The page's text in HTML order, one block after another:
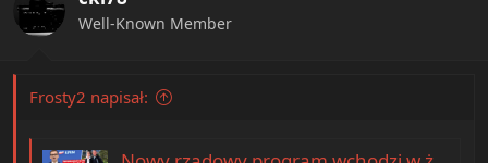
s
Well-Known Member
Frosty2 napisał: